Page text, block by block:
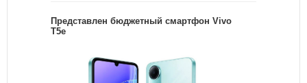
Представлен бюджетный смартфон Vivo
T5e